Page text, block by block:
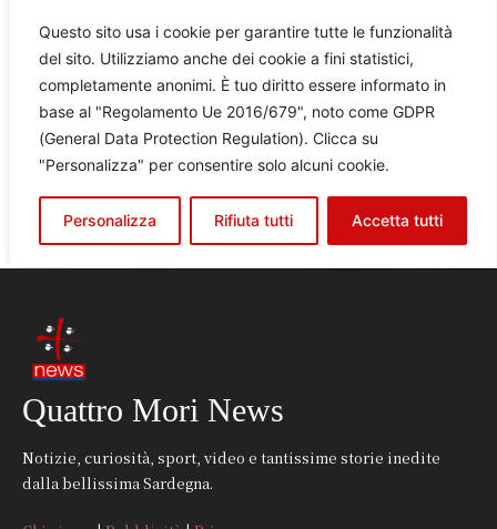
Quattro Mori News
Notizie, curiosità, sport, video e tantissime storie inedite
dalla bellissima Sardegna.